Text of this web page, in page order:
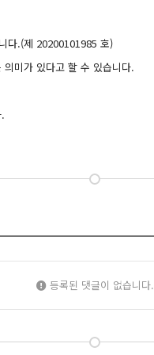
다.(제 20200101985 호)
미가 있다고 할 수 있습니다.
등록된 댓글이 없습니다.